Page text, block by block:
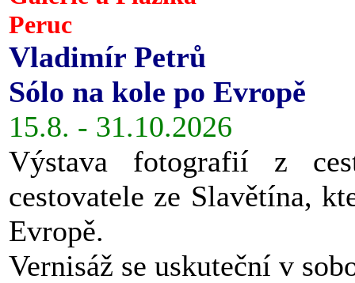
Peruc
Vladimír Petrů
Sólo na kole po Evropě
15.8. - 31.10.2026
Výstava fotografií z
cestovatele ze Slavětína,
Evropě.
Vernisáž se uskuteční v